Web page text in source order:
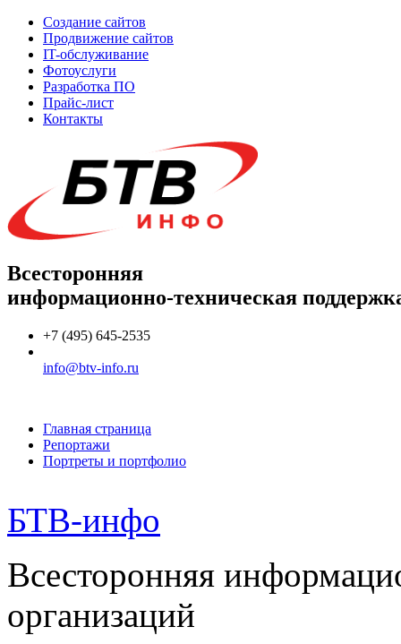
Создание сайтов
Продвижение сайтов
IT-обслуживание
Фотоуслуги
Разработка ПО
Прайс-лист
Контакты
Всесторонняя
информационно-техническая
+7 (495) 645-2535
info@btv-info.ru
Главная страница
Репортажи
Портреты и портфолио
БТВ-инфо
Всесторонняя
организаций